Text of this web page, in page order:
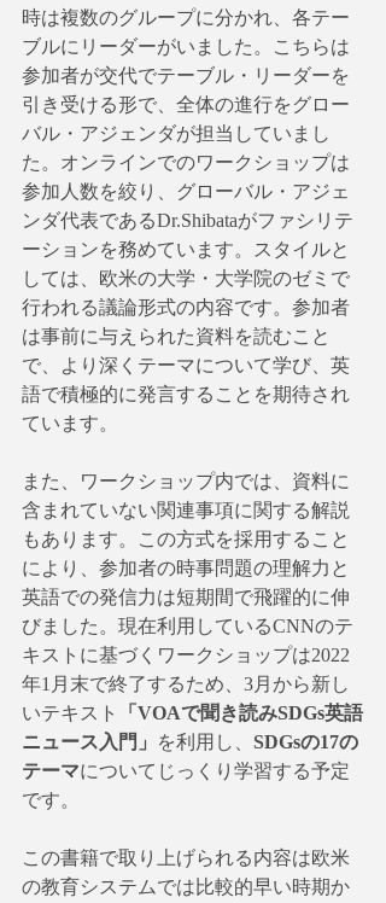
時は複数のグループに分かれ、各テー
ブルにリーダーがいました。こちらは
参加者が交代でテーブル・リーダーを
引き受ける形で、全体の進行をグロー
バル・アジェンダが担当していまし
た。オンラインでのワークショップは
参加人数を絞り、グローバル・アジェ
ンダ代表であるDr.Shibataがファシリテ
ーションを務めています。スタイルと
しては、欧米の大学・大学院のゼミで
行われる議論形式の内容です。参加者
は事前に与えられた資料を読むこと
で、より深くテーマについて学び、英
語で積極的に発言することを期待され
ています。
また、ワークショップ内では、資料に
含まれていない関連事項に関する解説
もあります。この方式を採用すること
により、参加者の時事問題の理解力と
英語での発信力は短期間で飛躍的に伸
びました。現在利用しているCNNのテ
キストに基づくワークショップは2022
年1月末で終了するため、3月から新し
いテキスト
「VOAで聞き読みSDGs英語
ニュース入門」
を利用し、 SDGsの17の
テーマについてじっくり学習する予定
です。
この書籍で取り上げられる内容は欧米
の教育システムでは比較的早い時期か